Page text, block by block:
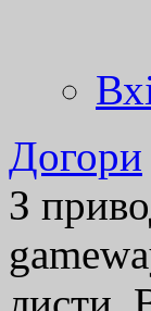
Догори
З